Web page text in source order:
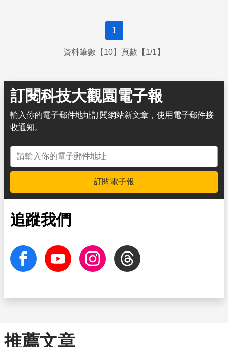
1
資料筆數【10】頁數【1/1】
訂閱科技大觀園電子報
輸入你的電子郵件地址訂閱網站新文章，使用電子郵件接
收通知。
電子郵件地址
訂閱電子報
追蹤我們
facebook Youtube InstagramThreads
推薦文章